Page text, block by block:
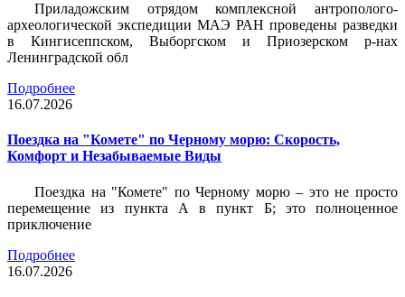
Приладожским отрядом комплексной антрополого-
археологической экспедиции МАЭ РАН проведены разведки
в Кингисеппском, Выборгском и Приозерском р-нах
Ленинградской обл
Подробнее
16.07.2026
Поездка на "Комете" по Черному морю: Скорость,
Комфорт и Незабываемые Виды
Поездка на "Комете" по Черному морю – это не просто
перемещение из пункта А в пункт Б; это полноценное
приключение
Подробнее
16.07.2026